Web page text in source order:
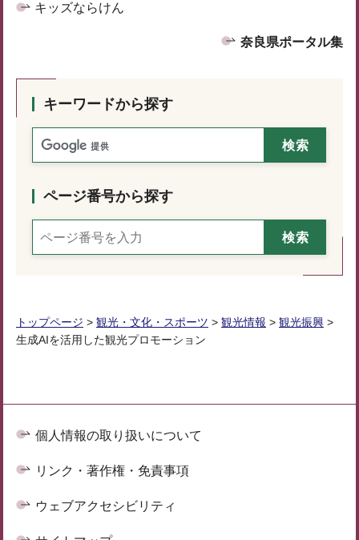
キッズならけん
奈良県ポータル集
キーワードから探す
ページ番号から探す
トップページ > 観光・文化・スポーツ > 観光情報 > 観光振興 >
生成AIを活用した観光プロモーション
個人情報の取り扱いについて
リンク・著作権・免責事項
ウェブアクセシビリティ